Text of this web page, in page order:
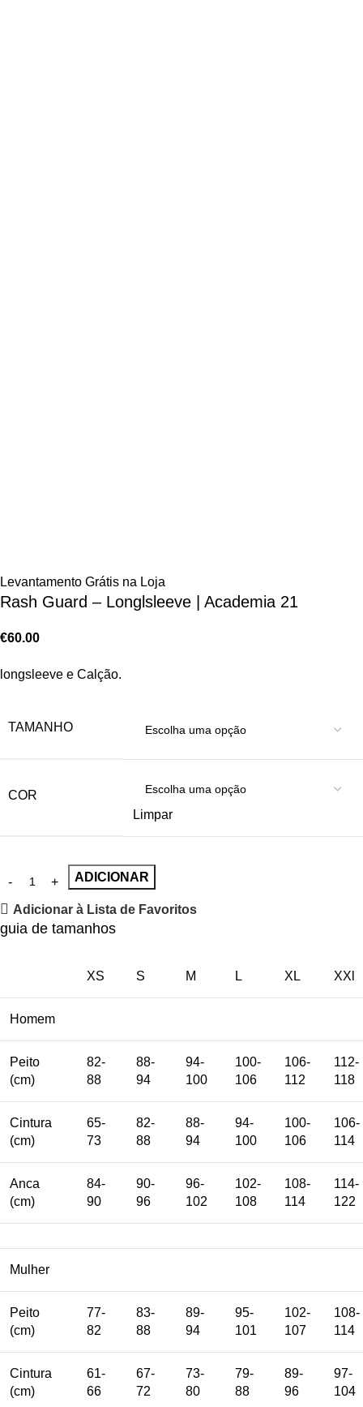
Levantamento Grátis na Loja
Rash Guard – Longlsleeve | Academia 21
€60.00
longsleeve e Calção.
TAMANHO
COR
Limpar
ADICIONAR
Adicionar à Lista de Favoritos
guia de tamanhos
XS S M L XL XXl
Homem
Peito
(cm)
82-
88
88-
94
94-
100
100-
106
106-
112
112-
118
Cintura
(cm)
65-
73
82-
88
88-
94
94-
100
100-
106
106-
114
Anca
(cm)
84-
90
90-
96
96-
102
102-
108
108-
114
114-
122
Mulher
Peito
(cm)
77-
82
83-
88
89-
94
95-
101
102-
107
108-
114
Cintura
(cm)
61-
66
67-
72
73-
80
79-
88
89-
96
97-
104